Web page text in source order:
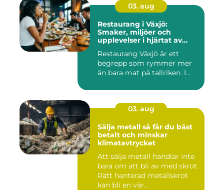
03. aug
Restaurang i Växjö:
Smaker, miljöer och
upplevelser i hjärtat av
Restaurang Växjö är ett
begrepp som rymmer mer
än bara mat på tallriken. I...
03. aug
Sälja metall så får du bäst
betalt och minskar
klimatavtrycket
Att sälja metall handlar inte
bara om att bli av med skrot.
Rätt hanterad metallskrot
kan bli en vär...